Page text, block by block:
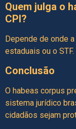
Quem julga o
CPI?
Depende de onde a
estaduais ou o STF.
Conclusão
O habeas corpus
sistema jurídico
cidadãos sejam